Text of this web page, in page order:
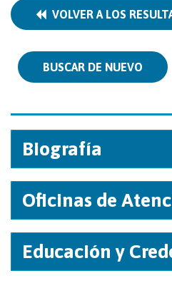
VOLVER A LOS
BUSCAR DE NUEVO
Biografía
Oficinas de
Educación y